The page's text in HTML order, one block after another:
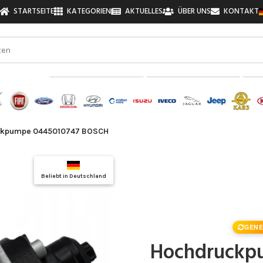
STARTSEITE KATEGORIEN AKTUELLES ÜBER UNS KONTAKT
finden!
0445010747 BOSCH
Beliebt in Deutschland